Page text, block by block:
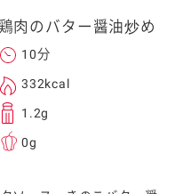
鶏肉のバター醤油炒め
10分
332kcal
1.2g
0g